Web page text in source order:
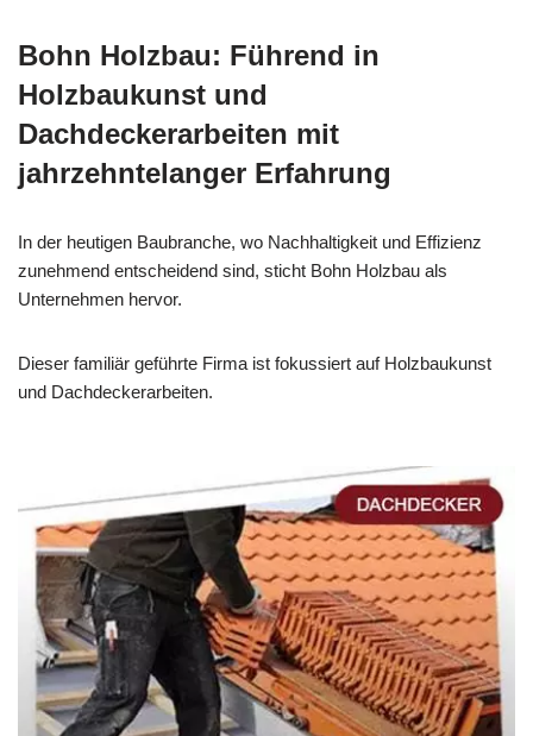
Bohn Holzbau: Führend in
Holzbaukunst und
Dachdeckerarbeiten mit
jahrzehntelanger Erfahrung
In der heutigen Baubranche, wo Nachhaltigkeit und Effizienz
zunehmend entscheidend sind, sticht Bohn Holzbau als
Unternehmen hervor.
Dieser familiär geführte Firma ist fokussiert auf Holzbaukunst
und Dachdeckerarbeiten.